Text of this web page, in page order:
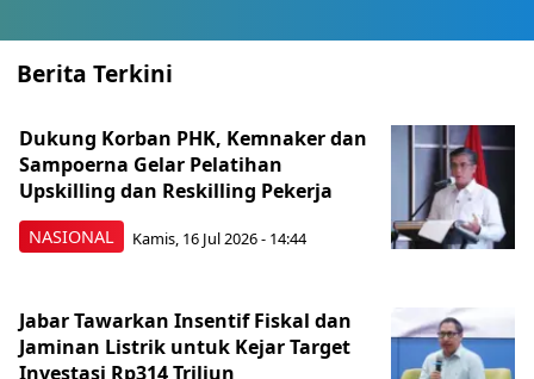
Berita Terkini
NASIONAL
Dukung Korban PHK, Kemnaker dan
Sampoerna Gelar Pelatihan
Upskilling dan Reskilling Pekerja
Kamis, 16 Jul 2026 - 14:44
Jabar Tawarkan Insentif Fiskal dan
Jaminan Listrik untuk Kejar Target
Investasi Rp314 Triliun